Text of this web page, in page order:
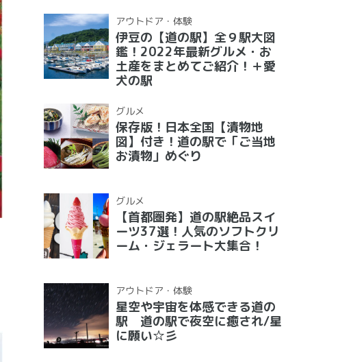
アウトドア・体験
伊豆の【道の駅】全９駅大図
鑑！2022年最新グルメ・お
土産をまとめてご紹介！＋愛
犬の駅
グルメ
保存版！日本全国【漬物地
図】付き！道の駅で「ご当地
お漬物」めぐり
グルメ
【首都圏発】道の駅絶品スイ
ーツ37選！人気のソフトクリ
ーム・ジェラート大集合！
アウトドア・体験
星空や宇宙を体感できる道の
駅 道の駅で夜空に癒され/星
に願い☆彡